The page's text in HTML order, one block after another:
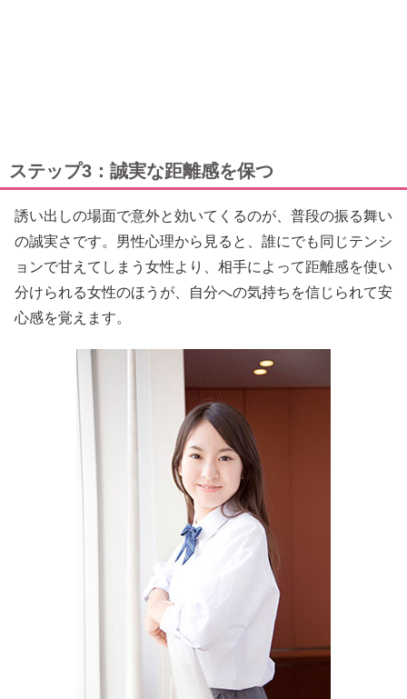
ステップ3：誠実な距離感を保つ
誘い出しの場面で意外と効いてくるのが、普段の振る舞い
の誠実さです。男性心理から見ると、誰にでも同じテンシ
ョンで甘えてしまう女性より、相手によって距離感を使い
分けられる女性のほうが、自分への気持ちを信じられて安
心感を覚えます。